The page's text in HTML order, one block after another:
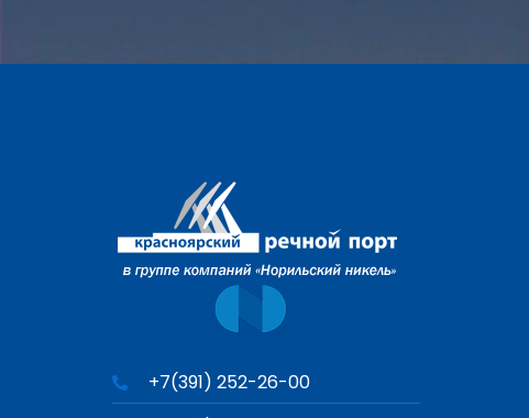
+7(391) 252-26-00